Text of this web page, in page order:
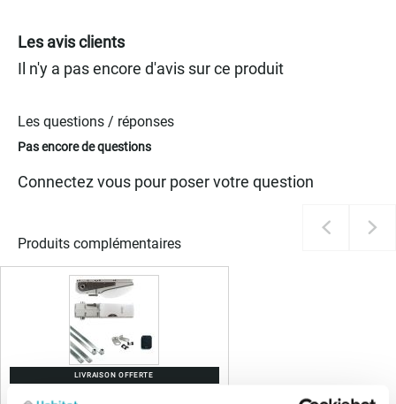
Les avis clients
Il n'y a pas encore d'avis sur ce produit
Les questions / réponses
Pas encore de questions
Connectez vous pour poser votre question
Produits complémentaires
LIVRAISON OFFERTE